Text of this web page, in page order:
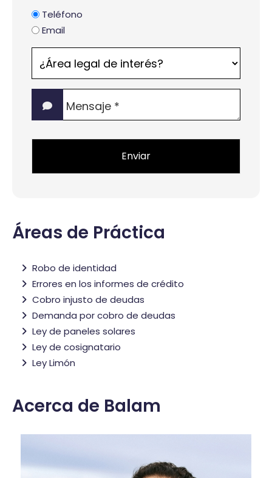
Teléfono
Email
¿Área
legal
de
interés?
*
Áreas de Práctica
Robo de identidad
Errores en los informes de crédito
Cobro injusto de deudas
Demanda por cobro de deudas
Ley de paneles solares
Ley de cosignatario
Ley Limón
Acerca de Balam